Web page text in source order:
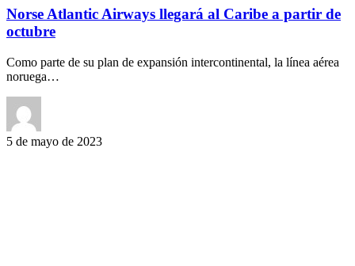
Norse Atlantic Airways llegará al Caribe a partir de
octubre
Como parte de su plan de expansión intercontinental, la línea aérea
noruega…
5 de mayo de 2023